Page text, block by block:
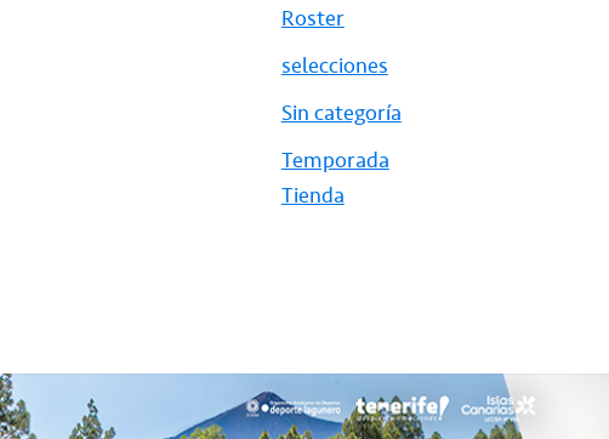
Roster
selecciones
Sin categoría
Temporada
Tienda